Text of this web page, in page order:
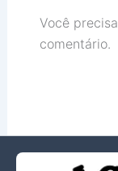
Você
comentário.